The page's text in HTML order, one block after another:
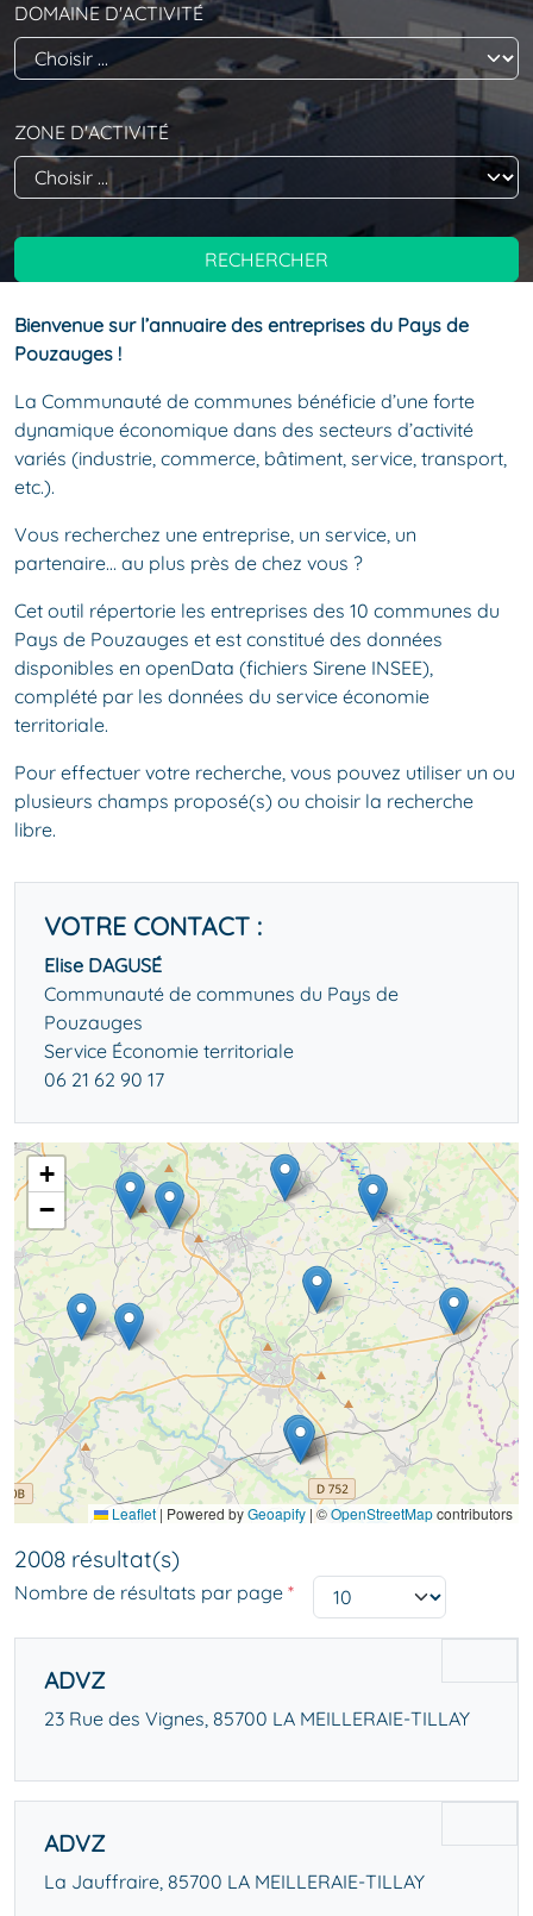
DOMAINE D'ACTIVITÉ
ZONE D'ACTIVITÉ
RECHERCHER
Bienvenue sur l’annuaire des entreprises du Pays de
Pouzauges !
La Communauté de communes bénéficie d’une forte
dynamique économique dans des secteurs d’activité
variés (industrie, commerce, bâtiment, service, transport,
etc.).
Vous recherchez une entreprise, un service, un
partenaire… au plus près de chez vous ?
Cet outil répertorie les entreprises des 10 communes du
Pays de Pouzauges et est constitué des données
disponibles en openData (fichiers Sirene INSEE),
complété par les données du service économie
territoriale.
Pour effectuer votre recherche, vous pouvez utiliser un ou
plusieurs champs proposé(s) ou choisir la recherche
libre.
VOTRE CONTACT :
Elise DAGUSÉ
Communauté de communes du Pays de
Pouzauges
Service Économie territoriale
06 21 62 90 17
+
−
Leaflet | Powered byGeoapify | ©OpenStreetMapcontributors
2008 résultat(s)
Nombre de résultats par page *
ADVZ
23 Rue des Vignes, 85700 LA MEILLERAIE-TILLAY
ADVZ
La Jauffraire, 85700 LA MEILLERAIE-TILLAY